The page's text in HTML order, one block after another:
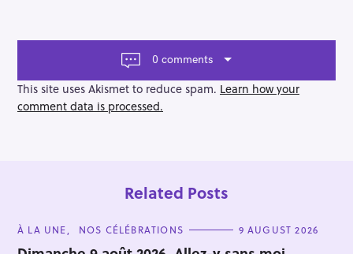
v
a
t
i
0 comments
This site uses Akismet to reduce spam. Learn how your
comment data is processed.
Related Posts
C
T
À LA UNE NOS CÉLÉBRATIONS 9 AUGUST 2026